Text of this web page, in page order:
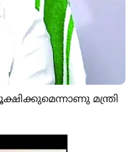
മന്ത്രി